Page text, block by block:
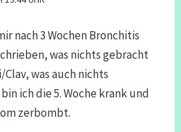
nach 3 Wochen Bronchitis
was nichts gebracht
was auch nichts
ich die 5. Woche krank und
zerbombt.